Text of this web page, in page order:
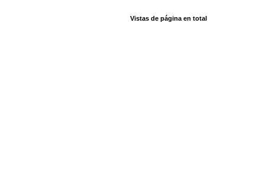
Vistas de página en total